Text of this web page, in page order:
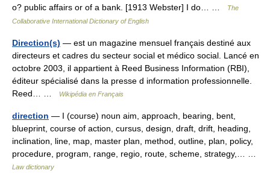
o? public affairs or of a bank. [1913 Webster] I do… …
The
Collaborative International Dictionary of English
Direction(s) — est un magazine mensuel français destiné aux
directeurs et cadres du secteur social et médico social. Lancé en
octobre 2003, il appartient à Reed Business Information (RBI),
éditeur spécialisé dans la presse d information professionnelle.
Reed… …
Wikipédia en Français
direction — I (course) noun aim, approach, bearing, bent,
blueprint, course of action, cursus, design, draft, drift, heading,
inclination, line, map, master plan, method, outline, plan, policy,
procedure, program, range, regio, route, scheme, strategy,… …
Law dictionary